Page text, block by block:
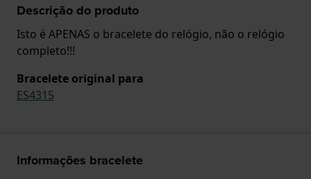
Descrição do produto
Isto é APENAS o bracelete do relógio, não o relógio
completo!!!
Bracelete original para
ES4315
Informações bracelete